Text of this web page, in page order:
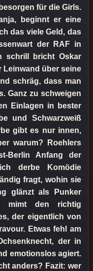
für die Girls.
beginnt er eine
das viele Geld, das
der RAF in
schrill bricht Oskar
Leinwand über seine
schräg, dass man
Ganz zu schweigen
Einlagen in bester
und Schwarzweiß
gibt es nur innen,
warum? Roehlers
Berlin Anfang der
derbe Komödie
fragt, wohin sie
glänzt als Punker
mimt den richtig
der eigentlich von
Etwas fehl am
der in
emotionslos agiert.
anders? Fazit: wer